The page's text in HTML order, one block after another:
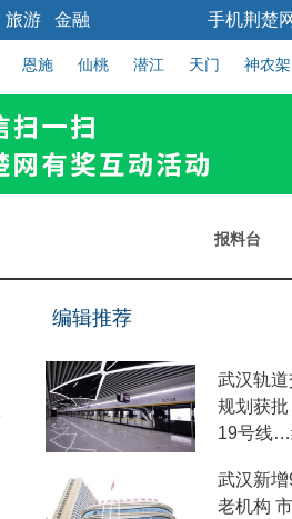
旅游 金融 手机荆楚网
恩施 仙桃 潜江 天门 神农架
报料台
编辑推荐
武汉轨
规划获批
19号线…
武汉新
老机构